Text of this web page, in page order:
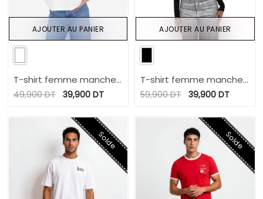
T-shirt femme manche
tombante LOW IMPACT
49,900DT 39,900DT
AJOUTER AU PANIER
T-shirt femme manches
longues col bateau
59,900DT 39,900 DT
AJOUTER AU PANIER
Solde Solde